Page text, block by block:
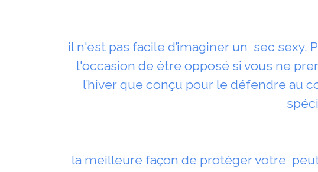
il n'est pas facile d’imaginer un sec sexy.
l'occasion de être opposé si vous ne
l’hiver que conçu pour le défendre au
la meilleure façon de protéger votre